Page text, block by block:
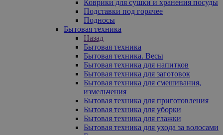
Коврики для сушки и хранения посуды
Подставки под горячее
Подносы
Бытовая техника
Назад
Бытовая техника
Бытовая техника. Весы
Бытовая техника для напитков
Бытовая техника для заготовок
Бытовая техника для смешивания,
измельчения
Бытовая техника для приготовления
Бытовая техника для уборки
Бытовая техника для глажки
Бытовая техника для ухода за волосами